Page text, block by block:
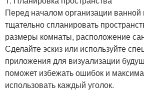
Перед началом организации
тщательно спланировать
размеры комнаты, расположение
Сделайте эскиз или используйте
приложения для визуализации
поможет избежать ошибок и
использовать каждый уголок.